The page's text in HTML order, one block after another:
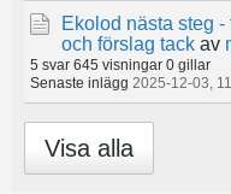
Ekolod nästa steg
och förslag tack av
5 svar 645 visningar 0 gillar
Senaste inlägg 2025-12-03,
Visa alla